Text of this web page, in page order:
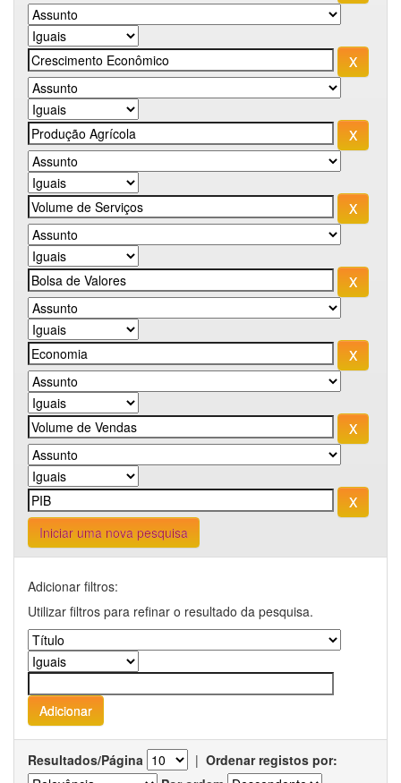
Iniciar uma nova pesquisa
Adicionar filtros:
Utilizar filtros para refinar o resultado da pesquisa.
Resultados/Página | Ordenar registos por: